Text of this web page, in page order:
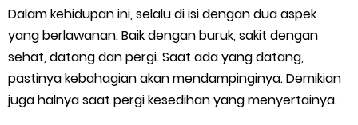
Sinergitas dengan Insan Pers, Komunitas dan Mahasiswa
PLN Selat Panjang Minta Maaf, Janji Datangkan Mesin Sewa
Atasi Pemadaman di Merbau.
Dalam kehidupan ini, selalu di isi dengan dua aspek
yang berlawanan. Baik dengan buruk, sakit dengan
sehat, datang dan pergi. Saat ada yang datang,
pastinya kebahagian akan mendampinginya. Demikian
juga halnya saat pergi kesedihan yang menyertainya.